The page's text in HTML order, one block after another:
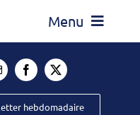
Menu
hebdomadaire